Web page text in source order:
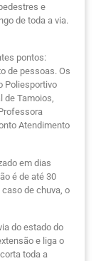
e
de toda a via.
pontos:
de pessoas. Os
Poliesportivo
de Tamoios,
Atendimento
em dias
é de até 30
de chuva, o
do estado do
e liga o
toda a